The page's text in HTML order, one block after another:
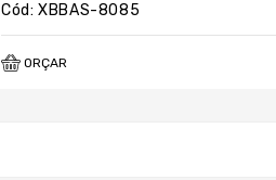
Cód: XBBAS-8085
ORÇAR